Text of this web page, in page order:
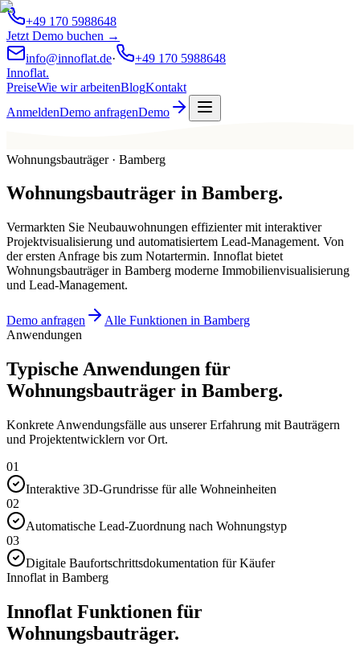
+49 170 5988648
Jetzt Demo buchen →
info@innoflat.de·
+49 170 5988648
Innoflat.
PreiseWie wir arbeitenBlogKontakt
AnmeldenDemo anfragenDemo
Wohnungsbauträger · Bamberg
Wohnungsbauträger in Bamberg.
Vermarkten Sie Neubauwohnungen effizienter mit interaktiver
Projektvisualisierung und automatisiertem Lead-Management. Von
der ersten Anfrage bis zum Notartermin. Innoflat bietet
Wohnungsbauträger in Bamberg moderne Immobilienvisualisierung
und Lead-Management.
Demo anfragen
Alle Funktionen in Bamberg
Anwendungen
Typische Anwendungen für
Wohnungsbauträger in Bamberg.
Konkrete Anwendungsfälle aus unserer Erfahrung mit Bauträgern
und Projektentwicklern vor Ort.
01
Interaktive 3D-Grundrisse für alle Wohneinheiten
02
Automatische Lead-Zuordnung nach Wohnungstyp
03
Digitale Baufortschrittsdokumentation für Käufer
Innoflat in Bamberg
Innoflat Funktionen für
Wohnungsbauträger.